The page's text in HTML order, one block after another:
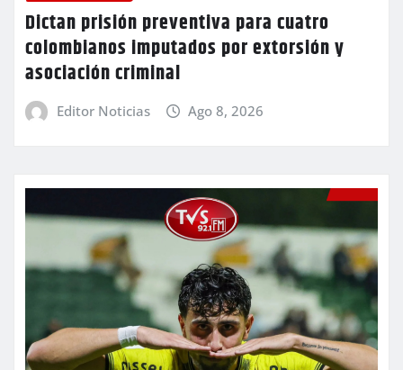
Dictan prisión preventiva para cuatro
colombianos imputados por extorsión y
asociación criminal
Editor Noticias Ago 8, 2026